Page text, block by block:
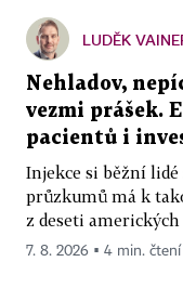
LUDĚK
Nehladov,
vezmi prášek.
pacientů i
Injekce si běžní
průzkumů má k
z deseti
7. 8. 2026 ▪ 4 min. čtení